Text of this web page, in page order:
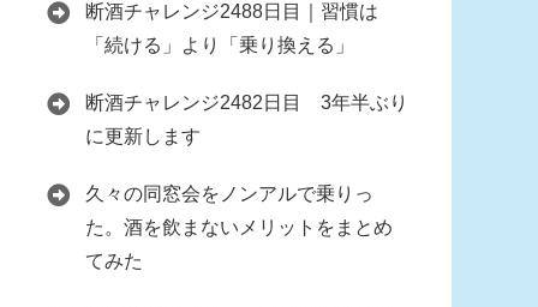
断酒チャレンジ2488日目｜習慣は
「続ける」より「乗り換える」
断酒チャレンジ2482日目 3年半ぶり
に更新します
久々の同窓会をノンアルで乗りっ
た。酒を飲まないメリットをまとめ
てみた